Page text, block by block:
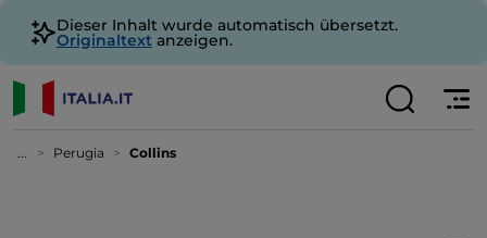
Dieser Inhalt wurde automatisch übersetzt.
Originaltext anzeigen.
... Perugia Collins